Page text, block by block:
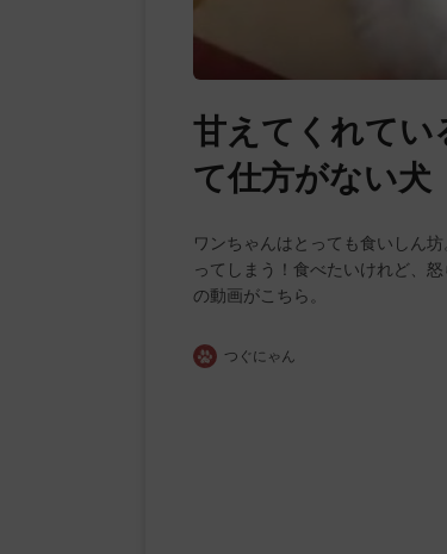
甘えてくれて
て仕方がない犬
ワンちゃんはとっても食いしん
ってしまう！食べたいけれど、
の動画がこちら。
つぐにゃん